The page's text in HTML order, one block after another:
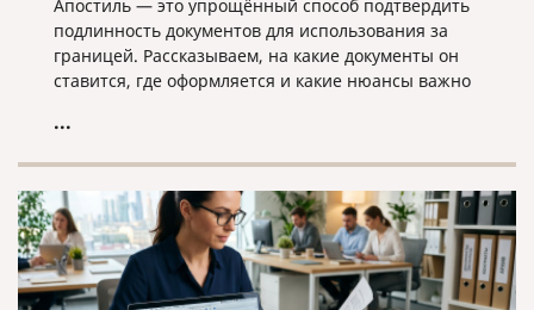
Апостиль — это упрощённый способ подтвердить
подлинность документов для использования за
границей. Рассказываем, на какие документы он
ставится, где оформляется и какие нюансы важно
...